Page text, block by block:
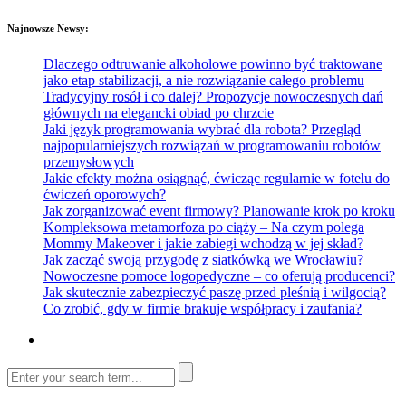
Najnowsze Newsy:
Dlaczego odtruwanie alkoholowe powinno być traktowane
jako etap stabilizacji, a nie rozwiązanie całego problemu
Tradycyjny rosół i co dalej? Propozycje nowoczesnych dań
głównych na elegancki obiad po chrzcie
Jaki język programowania wybrać dla robota? Przegląd
najpopularniejszych rozwiązań w programowaniu robotów
przemysłowych
Jakie efekty można osiągnąć, ćwicząc regularnie w fotelu do
ćwiczeń oporowych?
Jak zorganizować event firmowy? Planowanie krok po kroku
Kompleksowa metamorfoza po ciąży – Na czym polega
Mommy Makeover i jakie zabiegi wchodzą w jej skład?
Jak zacząć swoją przygodę z siatkówką we Wrocławiu?
Nowoczesne pomoce logopedyczne – co oferują producenci?
Jak skutecznie zabezpieczyć paszę przed pleśnią i wilgocią?
Co zrobić, gdy w firmie brakuje współpracy i zaufania?